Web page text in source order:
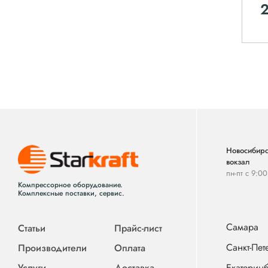
Компрессорное оборудование.
Комплексные поставки, сервис.
вокзал
пн-пт с
Статьи
Производители
Прайс-лист
Оплата
Самара
Санкт-